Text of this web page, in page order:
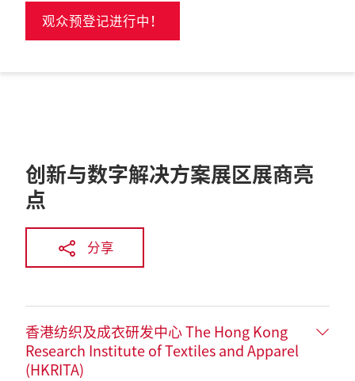
观众预登记进行中！
创新与数字解决方案展区展商亮
点
分享
香港纺织及成衣研发中心 The Hong Kong
Research Institute of Textiles and Apparel
(HKRITA)